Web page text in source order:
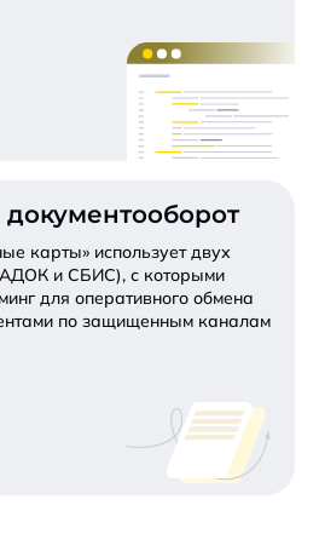
карты» использует двух
и СБИС), с которыми
для оперативного обмена
по защищенным каналам